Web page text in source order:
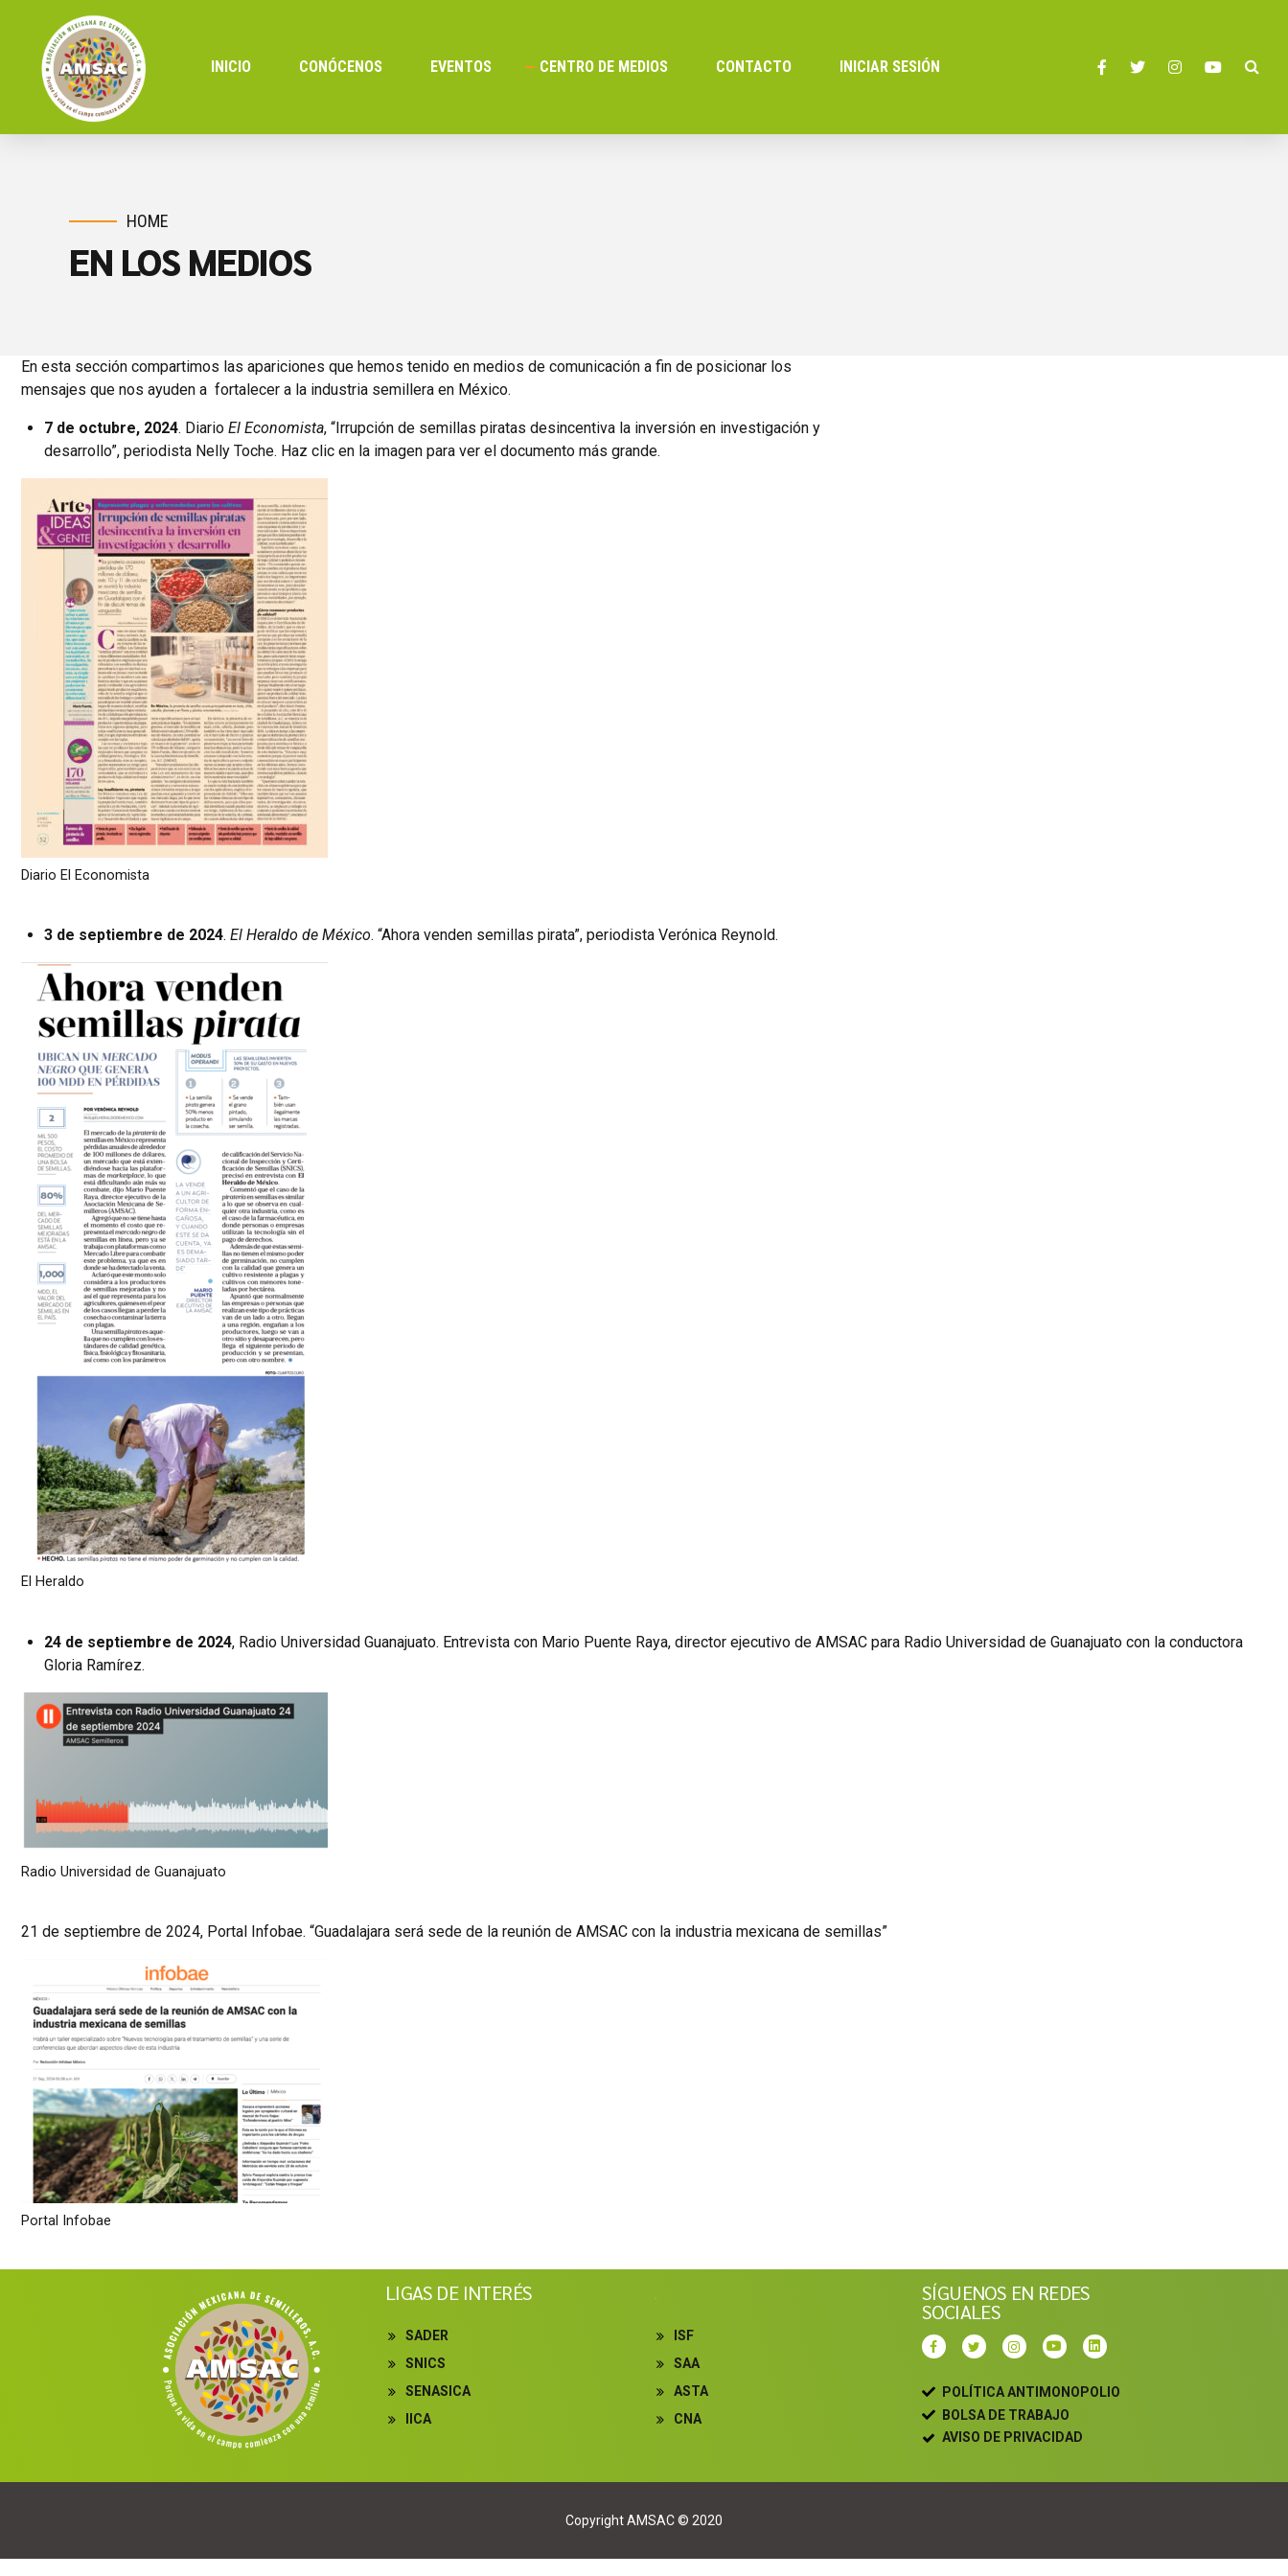
INICIO CONÓCENOS EVENTOS CENTRO DE MEDIOS CONTACTO INICIAR SESIÓN
HOME
EN LOS MEDIOS
En esta sección compartimos las apariciones que hemos tenido en medios de comunicación a fin de posicionar los
mensajes que nos ayuden a fortalecer a la industria semillera en México.
7 de octubre, 2024. Diario El Economista, “Irrupción de semillas piratas desincentiva la inversión en investigación y
desarrollo”, periodista Nelly Toche. Haz clic en la imagen para ver el documento más grande.
Diario El Economista
3 de septiembre de 2024. El Heraldo de México. “Ahora venden semillas pirata”, periodista Verónica Reynold.
El Heraldo
24 de septiembre de 2024, Radio Universidad Guanajuato. Entrevista con Mario Puente Raya, director ejecutivo de AMSAC para Radio Universidad de Guanajuato con la conductora
Gloria Ramírez.
Radio Universidad de Guanajuato
21 de septiembre de 2024, Portal Infobae. “Guadalajara será sede de la reunión de AMSAC con la industria mexicana de semillas”
Portal Infobae
LIGAS DE INTERÉS
SADER
SNICS
SENASICA
IICA
ISF
SAA
ASTA
CNA
SÍGUENOS EN REDES
SOCIALES
POLÍTICA ANTIMONOPOLIO
BOLSA DE TRABAJO
AVISO DE PRIVACIDAD
Copyright AMSAC © 2020